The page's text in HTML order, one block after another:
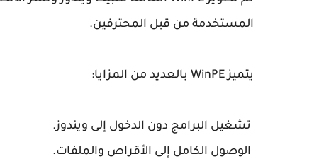
المستخدمة من قبل المحترفين.
يتميز WinPE بالعديد من المزايا:
تشغيل البرامج دون الدخول إلى ويندوز.
الوصول الكامل إلى الأقراص والملفات.